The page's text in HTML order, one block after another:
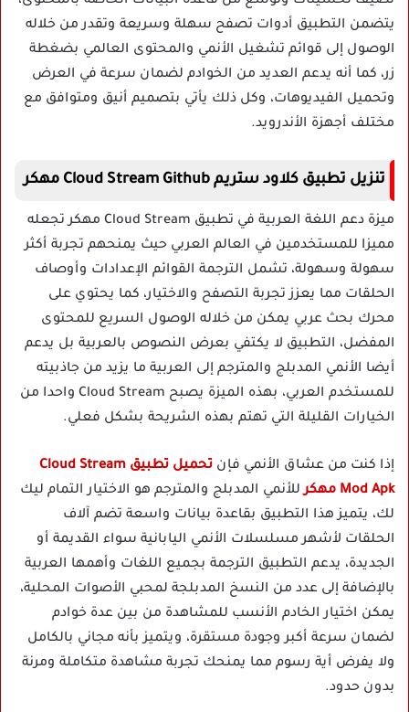
يتضمن التطبيق أدوات تصفح سهلة وسريعة وتقدر من خلاله
الوصول إلى قوائم تشغيل الأنمي والمحتوى العالمي بضغطة
زر، كما أنه يدعم العديد من الخوادم لضمان سرعة في العرض
وتحميل الفيديوهات، وكل ذلك يأتي بتصميم أنيق ومتوافق مع
مختلف أجهزة الأندرويد.
تنزيل تطبيق كلاود ستريم Cloud Stream Github مهكر
ميزة دعم اللغة العربية في تطبيق Cloud Stream مهكر تجعله
مميزا للمستخدمين في العالم العربي حيث يمنحهم تجربة أكثر
سهولة وسهولة، تشمل الترجمة القوائم الإعدادات وأوصاف
الحلقات مما يعزز تجربة التصفح والاختيار، كما يحتوي على
محرك بحث عربي يمكن من خلاله الوصول السريع للمحتوى
المفضل، التطبيق لا يكتفي بعرض النصوص بالعربية بل يدعم
أيضا الأنمي المدبلج والمترجم إلى العربية ما يزيد من جاذبيته
للمستخدم العربي، بهذه الميزة يصبح Cloud Stream واحدا من
الخيارات القليلة التي تهتم بهذه الشريحة بشكل فعلي.
إذا كنت من عشاق الأنمي فإن
تحميل تطبيق Cloud Stream
Mod Apk مهكر
للأنمي المدبلج والمترجم هو الاختيار التمام ليك
لك، يتميز هذا التطبيق بقاعدة بيانات واسعة تضم آلاف
الحلقات لأشهر مسلسلات الأنمي اليابانية سواء القديمة أو
الجديدة، يدعم التطبيق الترجمة بجميع اللغات وأهمها العربية
بالإضافة إلى عدد من النسخ المدبلجة لمحبي الأصوات المحلية،
يمكن اختيار الخادم الأنسب للمشاهدة من بين عدة خوادم
لضمان سرعة أكبر وجودة مستقرة، ويتميز بأنه مجاني بالكامل
ولا يفرض أية رسوم مما يمنحك تجربة مشاهدة متكاملة ومرنة
بدون حدود.